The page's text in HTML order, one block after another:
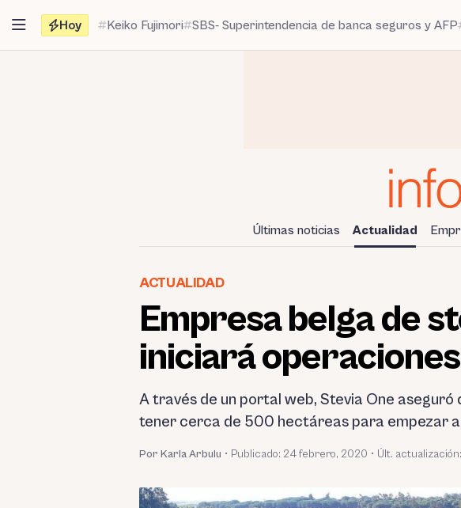
contenido
Hoy Keiko Fujimori SBS- Superintendencia de banca seguros y AFP
Últimas noticias Actualidad
ACTUALIDAD
Empresa belga de
iniciará
A través de un portal web, Stevia One
tener cerca de 500 hectáreas para empezar
Por Karla Arbulu • Publicado: 24 febrero, 2020 • Últ.